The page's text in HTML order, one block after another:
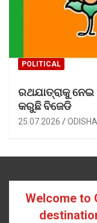
POLITICAL
ରଥଯାତ୍ରାକୁ
କରୁଛି ବିଜେଡି
25.07.2026
Welcome to